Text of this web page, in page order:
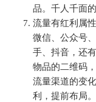
品。千人千面
流量有红利属
微信、公众号
手、抖音，还
物品的二维码
流量渠道的变
利，提前布局